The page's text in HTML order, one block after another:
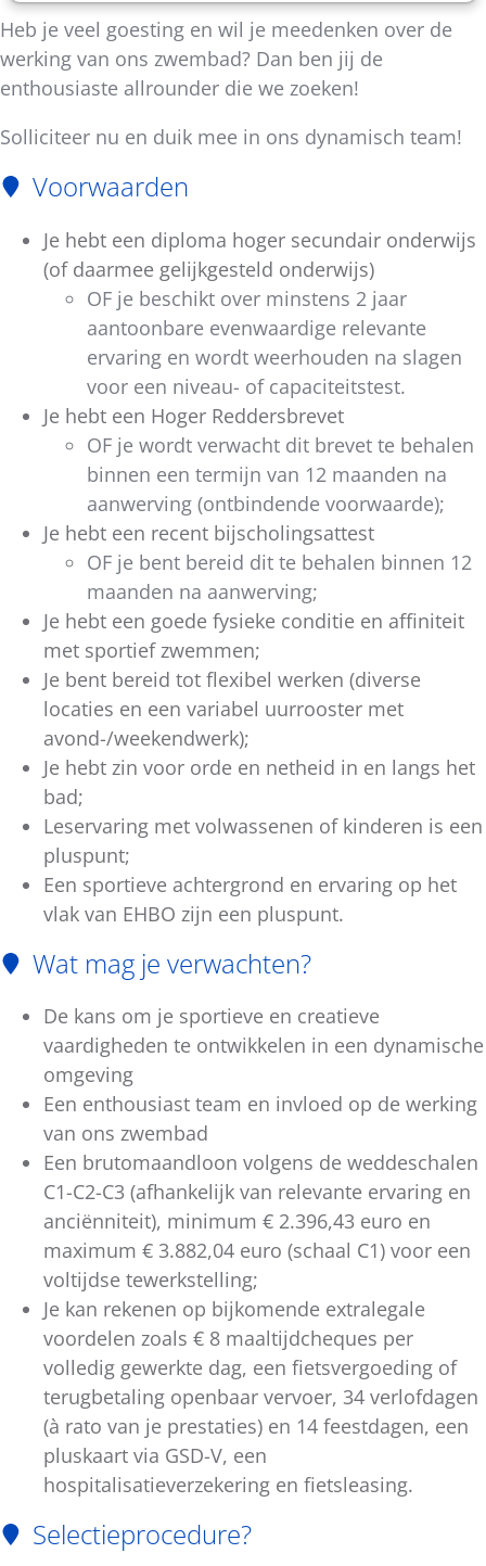
Heb je veel goesting en wil je meedenken over de
werking van ons zwembad? Dan ben jij de
enthousiaste allrounder die we zoeken!
Solliciteer nu en duik mee in ons dynamisch team!
Voorwaarden
Je hebt een diploma hoger secundair onderwijs
(of daarmee gelijkgesteld onderwijs)
OF je beschikt over minstens 2 jaar
aantoonbare evenwaardige relevante
ervaring en wordt weerhouden na slagen
voor een niveau- of capaciteitstest.
Je hebt een Hoger Reddersbrevet
OF je wordt verwacht dit brevet te behalen
binnen een termijn van 12 maanden na
aanwerving (ontbindende voorwaarde);
Je hebt een recent bijscholingsattest
OF je bent bereid dit te behalen binnen 12
maanden na aanwerving;
Je hebt een goede fysieke conditie en affiniteit
met sportief zwemmen;
Je bent bereid tot flexibel werken (diverse
locaties en een variabel uurrooster met
avond-/weekendwerk);
Je hebt zin voor orde en netheid in en langs het
bad;
Leservaring met volwassenen of kinderen is een
pluspunt;
Een sportieve achtergrond en ervaring op het
vlak van EHBO zijn een pluspunt.
Wat mag je verwachten?
De kans om je sportieve en creatieve
vaardigheden te ontwikkelen in een dynamische
omgeving
Een enthousiast team en invloed op de werking
van ons zwembad
Een brutomaandloon volgens de weddeschalen
C1-C2-C3 (afhankelijk van relevante ervaring en
anciënniteit), minimum € 2.396,43 euro en
maximum € 3.882,04 euro (schaal C1) voor een
voltijdse tewerkstelling;
Je kan rekenen op bijkomende extralegale
voordelen zoals € 8 maaltijdcheques per
volledig gewerkte dag, een fietsvergoeding of
terugbetaling openbaar vervoer, 34 verlofdagen
(à rato van je prestaties) en 14 feestdagen, een
pluskaart via GSD-V, een
hospitalisatieverzekering en fietsleasing.
Selectieprocedure?